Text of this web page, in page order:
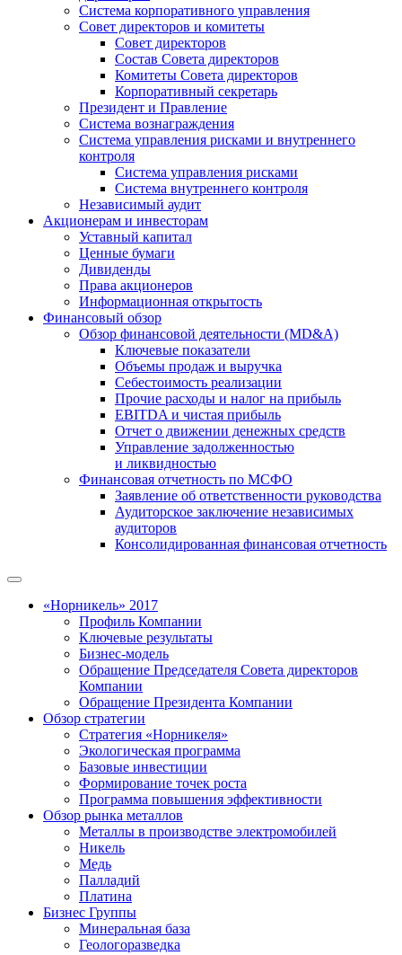
Система корпоративного управления
Совет директоров и комитеты
Совет директоров
Состав Совета директоров
Комитеты Совета директоров
Корпоративный секретарь
Президент и Правление
Система вознаграждения
Система управления рисками и внутреннего
контроля
Система управления рисками
Система внутреннего контроля
Независимый аудит
Акционерам и инвесторам
Уставный капитал
Ценные бумаги
Дивиденды
Права акционеров
Информационная открытость
Финансовый обзор
Обзор финансовой деятельности (MD&A)
Ключевые показатели
Объемы продаж и выручка
Себестоимость реализации
Прочие расходы и налог на прибыль
EBITDA и чистая прибыль
Отчет о движении денежных средств
Управление задолженностью
и ликвидностью
Финансовая отчетность по МСФО
Заявление об ответственности руководства
Аудиторское заключение независимых
аудиторов
Консолидированная финансовая отчетность
«Норникель» 2017
Профиль Компании
Ключевые результаты
Бизнес-модель
Обращение Председателя Совета директоров
Компании
Обращение Президента Компании
Обзор стратегии
Стратегия «Норникеля»
Экологическая программа
Базовые инвестиции
Формирование точек роста
Программа повышения эффективности
Обзор рынка металлов
Металлы в производстве электромобилей
Никель
Медь
Палладий
Платина
Бизнес Группы
Минеральная база
Геологоразведка